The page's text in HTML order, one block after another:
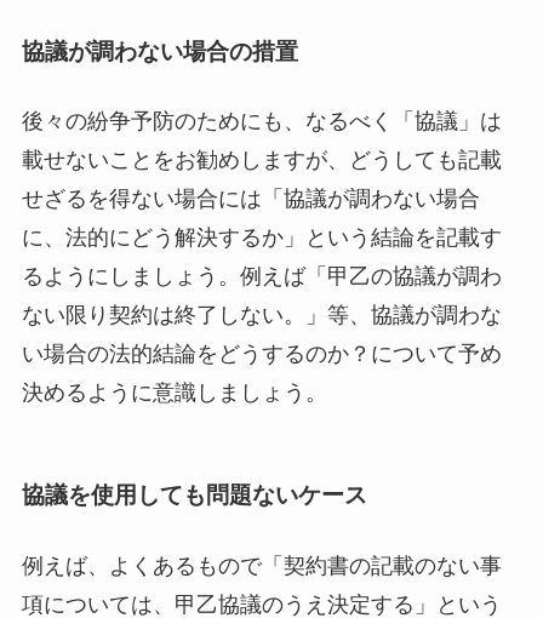
協議が調わない場合の措置
後々の紛争予防のためにも、なるべく「協議」は
載せないことをお勧めしますが、どうしても記載
せざるを得ない場合には「協議が調わない場合
に、法的にどう解決するか」という結論を記載す
るようにしましょう。例えば「甲乙の協議が調わ
ない限り契約は終了しない。」等、協議が調わな
い場合の法的結論をどうするのか？について予め
決めるように意識しましょう。
協議を使用しても問題ないケース
例えば、よくあるもので「契約書の記載のない事
項については、甲乙協議のうえ決定する」という